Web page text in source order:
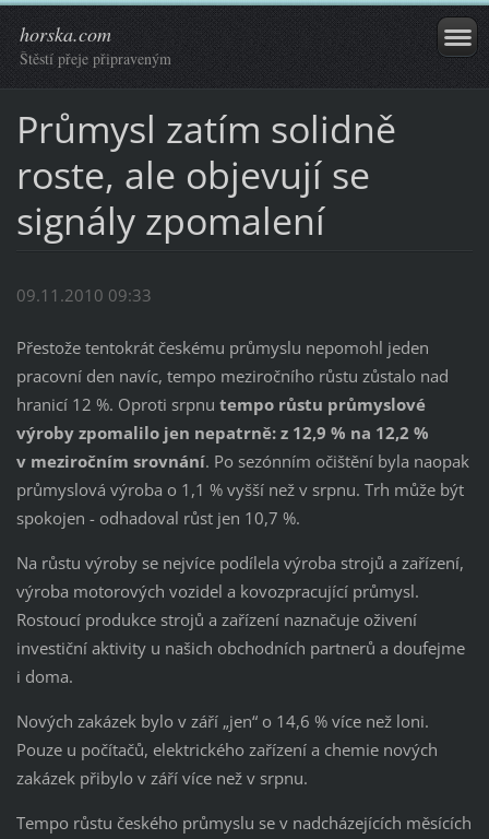
horska.com
Štěstí přeje připraveným
Průmysl zatím solidně
roste, ale objevují se
signály zpomalení
09.11.2010 09:33
Přestože tentokrát českému průmyslu nepomohl jeden
pracovní den navíc, tempo meziročního růstu zůstalo nad
hranicí 12 %. Oproti srpnu tempo růstu průmyslové
výroby zpomalilo jen nepatrně: z 12,9 % na 12,2 %
v meziročním srovnání. Po sezónním očištění byla naopak
průmyslová výroba o 1,1 % vyšší než v srpnu. Trh může být
spokojen - odhadoval růst jen 10,7 %.
Na růstu výroby se nejvíce podílela výroba strojů a zařízení,
výroba motorových vozidel a kovozpracující průmysl.
Rostoucí produkce strojů a zařízení naznačuje oživení
investiční aktivity u našich obchodních partnerů a doufejme
i doma.
Nových zakázek bylo v září „jen“ o 14,6 % více než loni.
Pouze u počítačů, elektrického zařízení a chemie nových
zakázek přibylo v září více než v srpnu.
Tempo růstu českého průmyslu se v nadcházejících měsících